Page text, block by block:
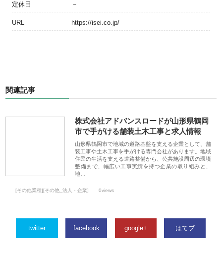
定休日 －
URL https://isei.co.jp/
関連記事
株式会社アドバンスロードが山形県鶴岡
市で手がける舗装土木工事と求人情報
山形県鶴岡市で地域の道路基盤を支える企業として、舗
装工事や土木工事を手がける専門会社があります。地域
住民の生活を支える道路整備から、公共施設周辺の環境
整備まで、幅広い工事実績を持つ企業の取り組みと、
地…
[その他業種][その他_法人・企業] 0views
twitter facebook google+ はてブ